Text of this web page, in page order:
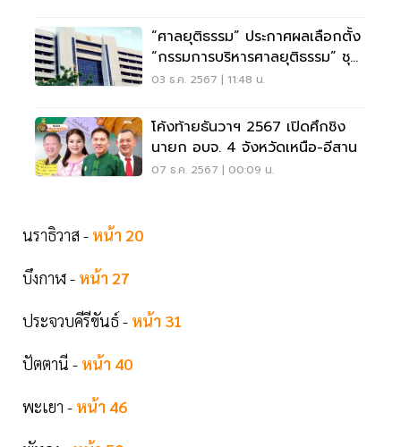
“ศาลยุติธรรม” ประกาศผลเลือกตั้ง
“กรรมการบริหารศาลยุติธรรม” ชุด
ใหม่
03 ธ.ค. 2567 | 11:48 น.
โค้งท้ายธันวาฯ 2567 เปิดศึกชิง
นายก อบจ. 4 จังหวัดเหนือ-อีสาน
07 ธ.ค. 2567 | 00:09 น.
นราธิวาส - หน้า 20
บึงกาฬ - หน้า 27
ประจวบคีรีขันธ์ - หน้า 31
ปัตตานี - หน้า 40
พะเยา - หน้า 46